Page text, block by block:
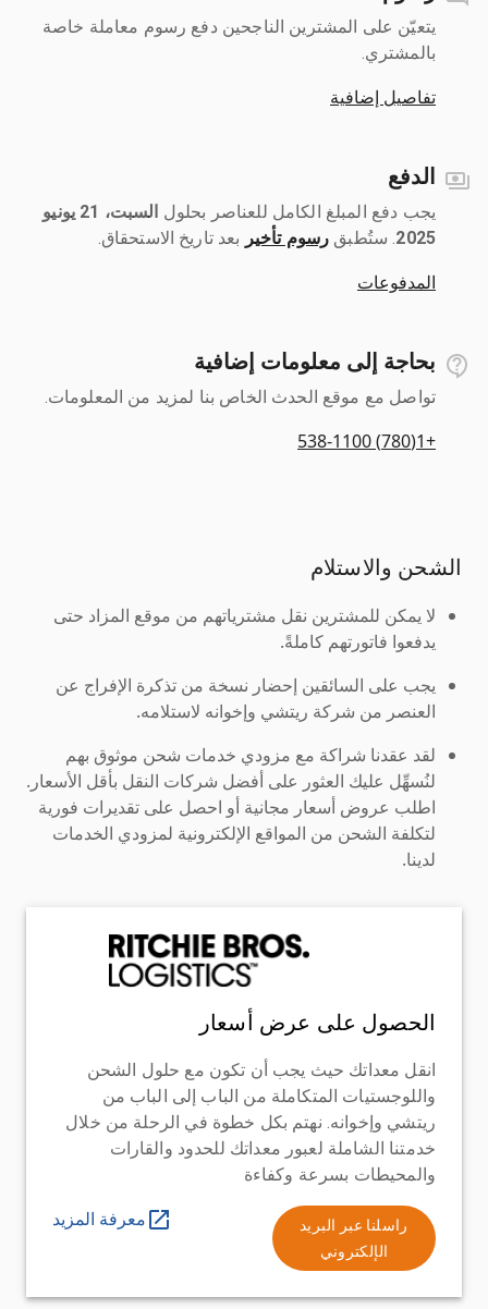
يتعيّن على المشترين الناجحين دفع رسوم معاملة خاصة
بالمشتري.
تفاصيل إضافية
الدفع
يجب دفع المبلغ الكامل للعناصر بحلول ‎
السبت، 21 يونيو
2025
رسوم تأخير بعد تاريخ الاستحقاق.
المدفوعات
بحاجة إلى معلومات إضافية
تواصل مع موقع الحدث الخاص بنا لمزيد من المعلومات.
+1(780) 538-1100
الشحن والاستلام
لا يمكن للمشترين نقل مشترياتهم من موقع المزاد حتى
يدفعوا فاتورتهم كاملةً.
يجب على السائقين إحضار نسخة من تذكرة الإفراج عن
العنصر من شركة ريتشي وإخوانه لاستلامه.
لقد عقدنا شراكة مع مزودي خدمات شحن موثوق بهم
لنُسهِّل عليك العثور على أفضل شركات النقل بأقل الأسعار.
اطلب عروض أسعار مجانية أو احصل على تقديرات فورية
لتكلفة الشحن من المواقع الإلكترونية لمزودي الخدمات
لدينا.
الحصول على عرض أسعار
انقل معداتك حيث يجب أن تكون مع حلول الشحن
واللوجستيات المتكاملة من الباب إلى الباب من
ريتشي وإخوانه. نهتم بكل خطوة في الرحلة من خلال
خدمتنا الشاملة لعبور معداتك للحدود والقارات
والمحيطات بسرعة وكفاءة
راسلنا عبر البريد
الإلكتروني
معرفة المزيد